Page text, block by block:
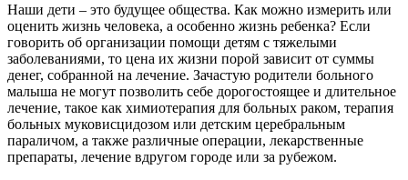
Наши дети – это будущее общества. Как можно измерить или
оценить жизнь человека, а особенно жизнь ребенка? Если
говорить об организации помощи детям с тяжелыми
заболеваниями, то цена их жизни порой зависит от суммы
денег, собранной на лечение. Зачастую родители больного
малыша не могут позволить себе дорогостоящее и длительное
лечение, такое как химиотерапия для больных раком, терапия
больных муковисцидозом или детским церебральным
параличом, а также различные операции, лекарственные
препараты, лечение вдругом городе или за рубежом.